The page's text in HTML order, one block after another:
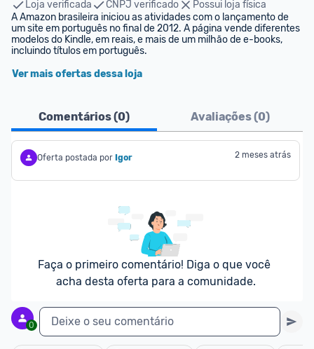
Loja verificada
CNPJ verificado
Possui loja física
A Amazon brasileira iniciou as atividades com o lançamento de
um site em português no final de 2012. A página vende diferentes
modelos do Kindle, em reais, e mais de um milhão de e-books,
incluindo títulos em português.
Ver mais ofertas dessa loja
Comentários (0) Avaliações (0)
Oferta postada por Igor 2 meses atrás
Faça o primeiro comentário! Diga o que você
acha desta oferta para a comunidade.
0 Deixe o seu comentário